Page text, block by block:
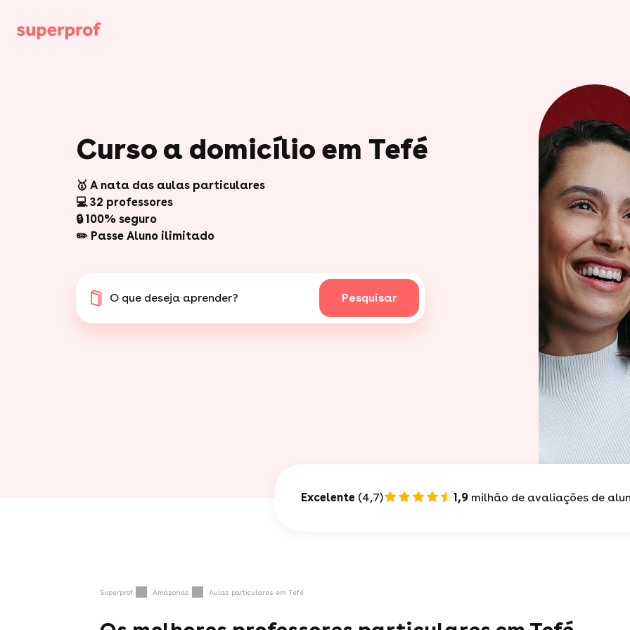
Curso a domicílio em Tefé
🥇 A nata das aulas particulares
💻 32 professores
🔒 100% seguro
✏️ Passe Aluno ilimitado
O que deseja aprender? Pesquisar
Excelente (4,7) 1,9 milhão de avaliações de
Superprof Amazonas Aulas particulares em Tefé